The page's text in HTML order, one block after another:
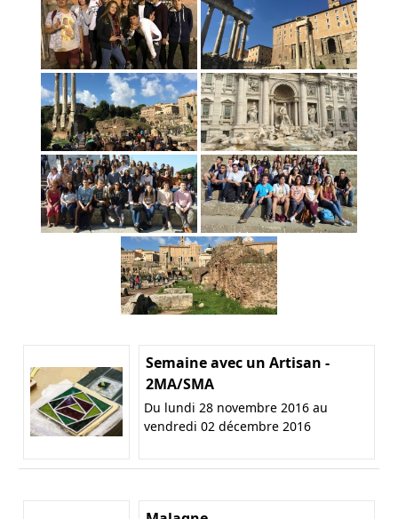
Semaine avec un Artisan -
2MA/SMA
Du lundi 28 novembre 2016 au
vendredi 02 décembre 2016